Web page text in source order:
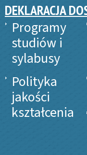
DEKLARACJA
Programy
studiów i
sylabusy
Polityka
jakości
kształcenia